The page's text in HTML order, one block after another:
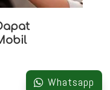
Whatsapp